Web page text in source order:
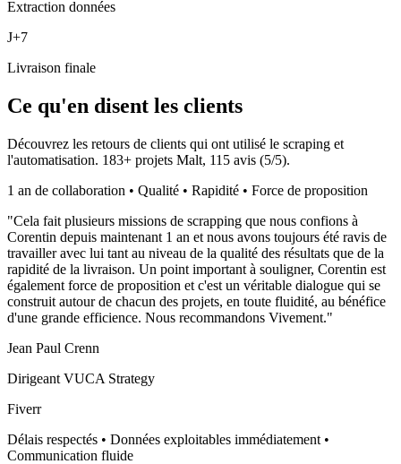
Extraction données
J+7
Livraison finale
Ce qu'en disent les clients
Découvrez les retours de clients qui ont utilisé le scraping et
l'automatisation. 183+ projets Malt, 115 avis (5/5).
1 an de collaboration • Qualité • Rapidité • Force de proposition
"Cela fait plusieurs missions de scrapping que nous confions à
Corentin depuis maintenant 1 an et nous avons toujours été ravis de
travailler avec lui tant au niveau de la qualité des résultats que de la
rapidité de la livraison. Un point important à souligner, Corentin est
également force de proposition et c'est un véritable dialogue qui se
construit autour de chacun des projets, en toute fluidité, au bénéfice
d'une grande efficience. Nous recommandons Vivement."
Jean Paul Crenn
Dirigeant VUCA Strategy
Fiverr
Délais respectés • Données exploitables immédiatement •
Communication fluide